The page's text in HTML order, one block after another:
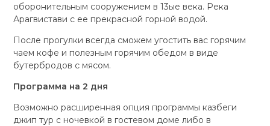
оборонительным сооружением в 13ые века. Река
Арагвистави с ее прекрасной горной водой.
После прогулки всегда сможем угостить вас горячим
чаем кофе и полезным горячим обедом в виде
бутербродов с мясом.
Программа на 2 дня
Возможно расширенная опция программы казбеги
джип тур с ночевкой в гостевом доме либо в